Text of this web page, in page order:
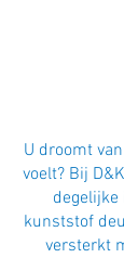
U droomt
voelt? Bij
degelijke
kunststof
versterkt